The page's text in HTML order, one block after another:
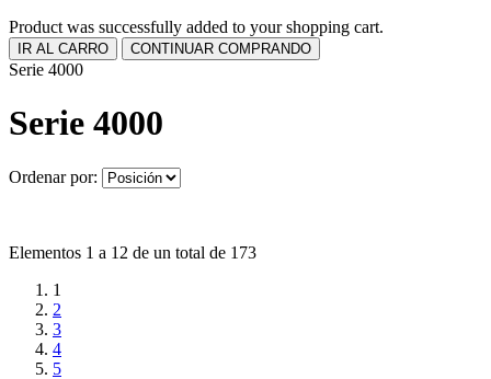
Product was successfully added to your shopping cart.
IR AL CARRO CONTINUAR COMPRANDO
Serie 4000
Serie 4000
Ordenar por:
Elementos 1 a 12 de un total de 173
1
2
3
4
5